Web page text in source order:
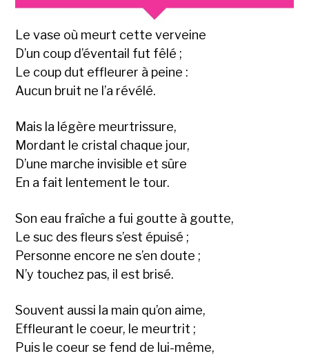
Le vase où meurt cette verveine
D’un coup d’éventail fut fêlé ;
Le coup dut effleurer à peine :
Aucun bruit ne l’a révélé.
Mais la légère meurtrissure,
Mordant le cristal chaque jour,
D’une marche invisible et sûre
En a fait lentement le tour.
Son eau fraîche a fui goutte à goutte,
Le suc des fleurs s’est épuisé ;
Personne encore ne s’en doute ;
N’y touchez pas, il est brisé.
Souvent aussi la main qu’on aime,
Effleurant le coeur, le meurtrit ;
Puis le coeur se fend de lui-même,